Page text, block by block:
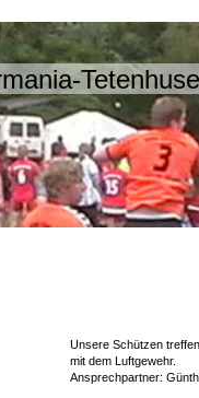
Unsere Schützen
mit dem Luftgewehr.
Ansprechpartner: